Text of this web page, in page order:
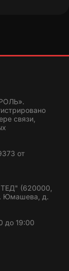
связи,
от
(620000,
Юмашева, д.
до 19:00